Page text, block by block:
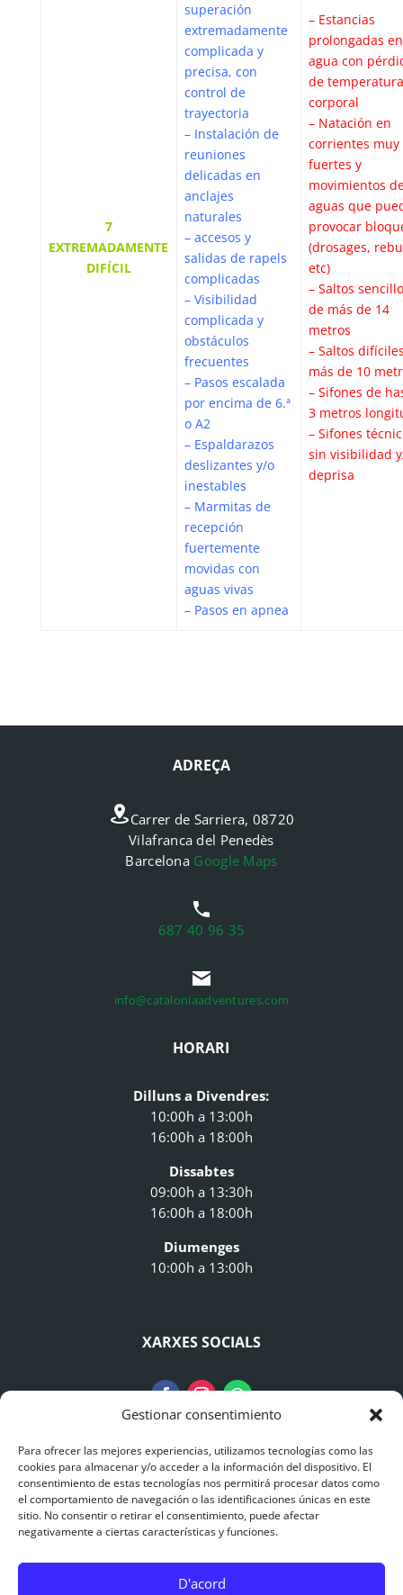
Gestionar consentimiento
Para ofrecer las mejores experiencias, utilizamos tecnologías como las
cookies para almacenar y/o acceder a la información del dispositivo. El
consentimiento de estas tecnologías nos permitirá procesar datos como
el comportamiento de navegación o las identificaciones únicas en este
sitio. No consentir o retirar el consentimiento, puede afectar
negativamente a ciertas características y funciones.
D'acord
7
EXTREMADAMENTE
DIFÍCIL
superación
extremadamente
complicada y
precisa, con
control de
trayectoria
– Instalación de
reuniones
delicadas en
anclajes
naturales
– accesos y
salidas de rapels
complicadas
– Visibilidad
complicada y
obstáculos
frecuentes
– Pasos escalada
por encima de 6.ª
o A2
– Espaldarazos
deslizantes y/o
inestables
– Marmitas de
recepción
fuertemente
movidas con
aguas vivas
– Pasos en apnea
– Estancias
prolongadas en
agua con
de temperatura
corporal
– Natación en
corrientes muy
fuertes y
movimientos
aguas que
provocar
(drosages,
etc)
– Saltos
de más de 14
metros
– Saltos
más de 10
– Sifones de
3 metros
– Sifones
sin visibilidad
deprisa
ADREÇA
Carrer de Sarriera, 08720
Vilafranca del Penedès
Barcelona Google Maps
687 40 96 35
info@cataloniaadventures.com
HORARI
Dilluns a Divendres:
10:00h a 13:00h
16:00h a 18:00h
Dissabtes
09:00h a 13:30h
16:00h a 18:00h
Diumenges
10:00h a 13:00h
XARXES SOCIALS
AVISO LEGAL
Avís Legal
Polítiques de Cookies